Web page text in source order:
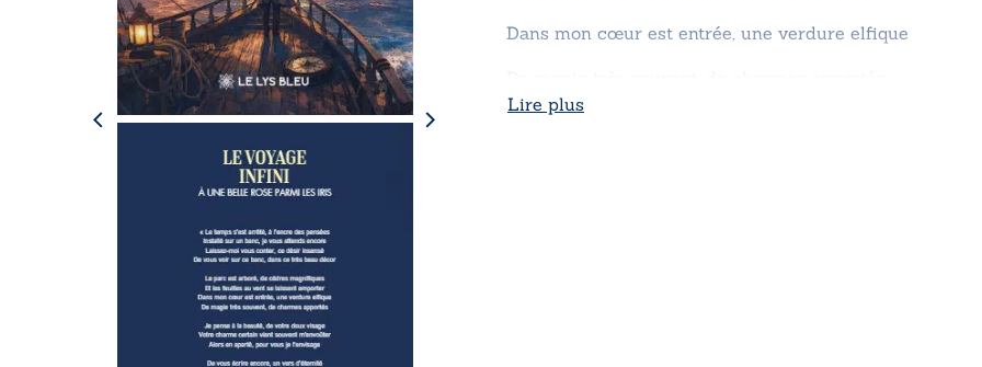
Dans mon cœur est entrée, une verdure elfique
Je pense à la beauté, de votre doux visage
Lire plus